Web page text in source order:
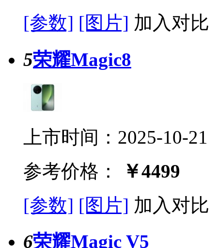
[参数] [图片] 加入对比
5荣耀Magic8
上市时间：2025-10-21
参考价格：
￥4499
[参数] [图片] 加入对比
6荣耀Magic V5